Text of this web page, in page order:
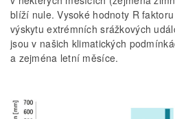
blíží nule. Vysoké hodnoty R
výskytu extrémních srážkových
jsou v našich klimatických
a zejména letní měsíce.